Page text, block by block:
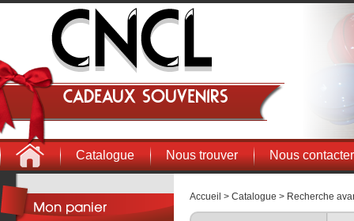
Cadeaux souvenirs
Catalogue Nous trouver Nous contacter
Accueil > Catalogue > Recherche